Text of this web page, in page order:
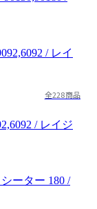
全228商品
/ レイジ